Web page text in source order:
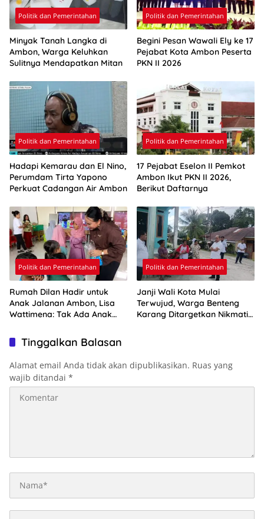
Politik dan Pemerintahan
Minyak Tanah Langka di
Ambon, Warga Keluhkan
Sulitnya Mendapatkan Mitan
Politik dan Pemerintahan
Begini Pesan Wawali Ely ke 17
Pejabat Kota Ambon Peserta
PKN II 2026
Politik dan Pemerintahan
Hadapi Kemarau dan El Nino,
Perumdam Tirta Yapono
Perkuat Cadangan Air Ambon
Politik dan Pemerintahan
17 Pejabat Eselon II Pemkot
Ambon Ikut PKN II 2026,
Berikut Daftarnya
Politik dan Pemerintahan
Rumah Dilan Hadir untuk
Anak Jalanan Ambon, Lisa
Wattimena: Tak Ada Anak
Depannya
Politik dan Pemerintahan
Janji Wali Kota Mulai
Terwujud, Warga Benteng
Karang Ditargetkan Nikmati
Tinggalkan Balasan
Alamat email Anda tidak akan dipublikasikan. Ruas yang
wajib ditandai *